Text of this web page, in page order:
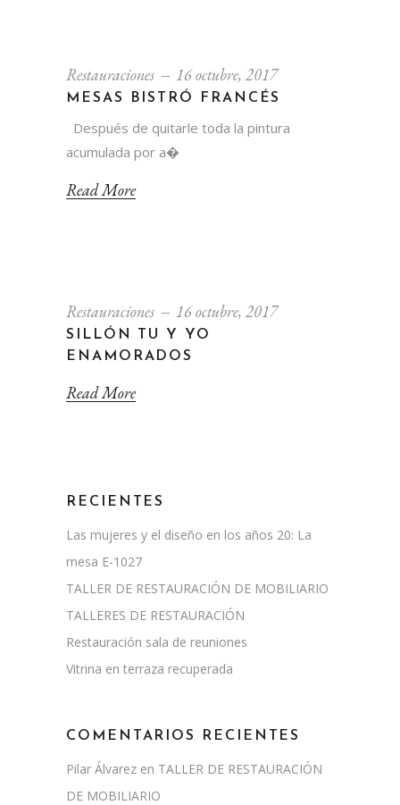
Restauraciones 16 octubre, 2017
MESAS BISTRÓ FRANCÉS
Después de quitarle toda la pintura
acumulada por a�
Read More
Restauraciones 16 octubre, 2017
SILLÓN TU Y YO
ENAMORADOS
Read More
RECIENTES
Las mujeres y el diseño en los años 20: La
mesa E-1027
TALLER DE RESTAURACIÓN DE MOBILIARIO
TALLERES DE RESTAURACIÓN
Restauración sala de reuniones
Vitrina en terraza recuperada
COMENTARIOS RECIENTES
Pilar Álvarez en TALLER DE RESTAURACIÓN
DE MOBILIARIO